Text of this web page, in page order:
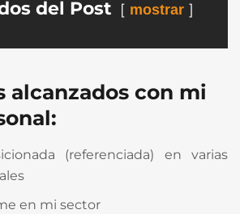
del Post mostrar
alcanzados con mi
(referenciada) en varias
en mi sector